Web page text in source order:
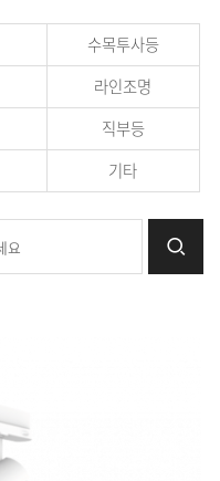
수목투사등
라인조명
직부등
기타